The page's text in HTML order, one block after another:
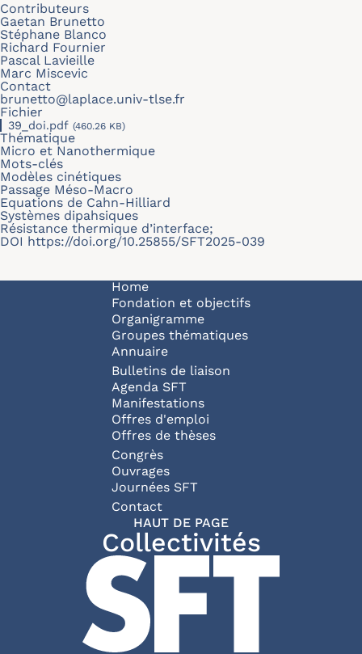
Contributeurs
Gaetan Brunetto
Stéphane Blanco
Richard Fournier
Pascal Lavieille
Marc Miscevic
Contact
brunetto@laplace.univ-tlse.fr
Fichier
39_doi.pdf (460.26 KB)
Thématique
Micro et Nanothermique
Mots-clés
Modèles cinétiques
Passage Méso-Macro
Equations de Cahn-Hilliard
Systèmes dipahsiques
Résistance thermique d’interface;
DOI https://doi.org/10.25855/SFT2025-039
Navigation principale
Home
Fondation et objectifs
Organigramme
Groupes thématiques
Annuaire
Bulletins de liaison
Agenda SFT
Manifestations
Offres d'emploi
Offres de thèses
Congrès
Ouvrages
Journées SFT
Pied de page
Contact
HAUT DE PAGE
Collectivités